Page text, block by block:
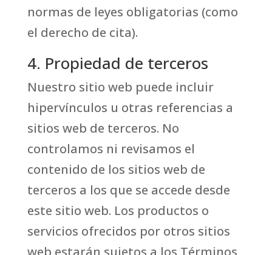
normas de leyes obligatorias (como
el derecho de cita).
4. Propiedad de terceros
Nuestro sitio web puede incluir
hipervínculos u otras referencias a
sitios web de terceros. No
controlamos ni revisamos el
contenido de los sitios web de
terceros a los que se accede desde
este sitio web. Los productos o
servicios ofrecidos por otros sitios
web estarán sujetos a los Términos